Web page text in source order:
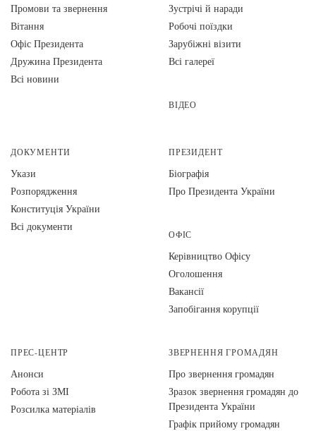
Промови та звернення
Вiтання
Офіс Президента
Дружина Президента
Всі новини
Зустрічі й наради
Робочі поїздки
Зарубіжні візити
Всі галереї
ВІДЕО
ДОКУМЕНТИ
Укази
Розпорядження
Конституція України
Всі документи
ПРЕЗИДЕНТ
Біографія
Про Президента України
ОФІС
Керівництво Офісу
Оголошення
Вакансії
Запобігання корупції
ПРЕС-ЦЕНТР
Анонси
Робота зі ЗМІ
Розсилка матеріалів
ЗВЕРНЕННЯ ГРОМАДЯН
Про звернення громадян
Зразок звернення громадян до
Президента України
Графік прийому громадян